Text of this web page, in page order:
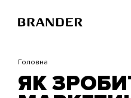
основного
Головна
ЯК